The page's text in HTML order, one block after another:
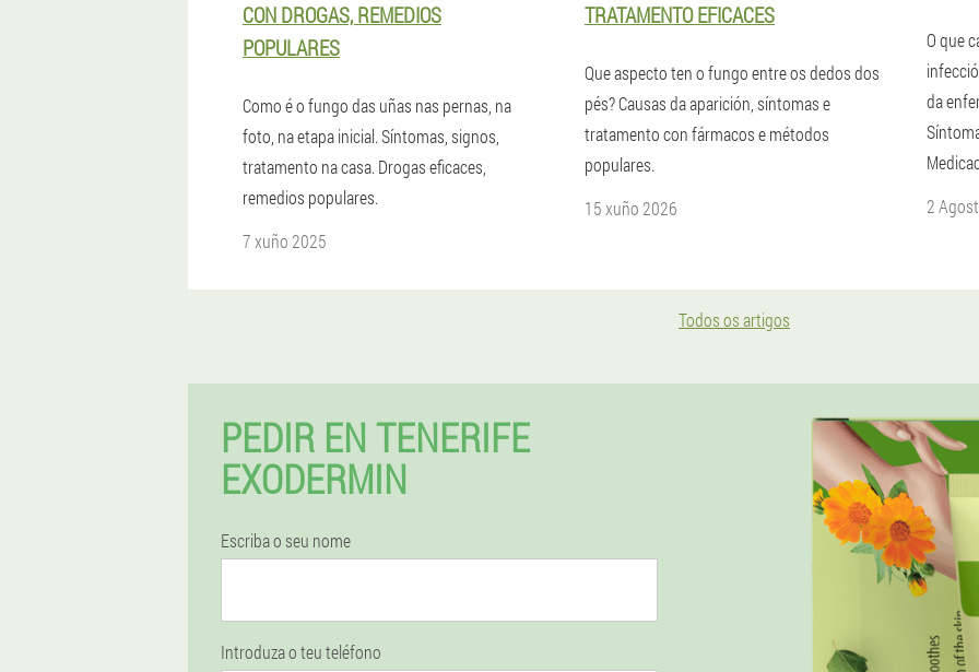
CON DROGAS, REMEDIOS
POPULARES
Como é o fungo das uñas nas pernas, na
foto, na etapa inicial. Síntomas, signos,
tratamento na casa. Drogas eficaces,
remedios populares.
7 xuño 2025
TRATAMENTO EFICACES
Que aspecto ten o fungo entre os dedos dos
pés? Causas da aparición, síntomas e
tratamento con fármacos e métodos
populares.
15 xuño 2026
O que
da
2
Todos os artigos
PEDIR EN TENERIFE
EXODERMIN
Escriba o seu nome
Introduza o teu teléfono